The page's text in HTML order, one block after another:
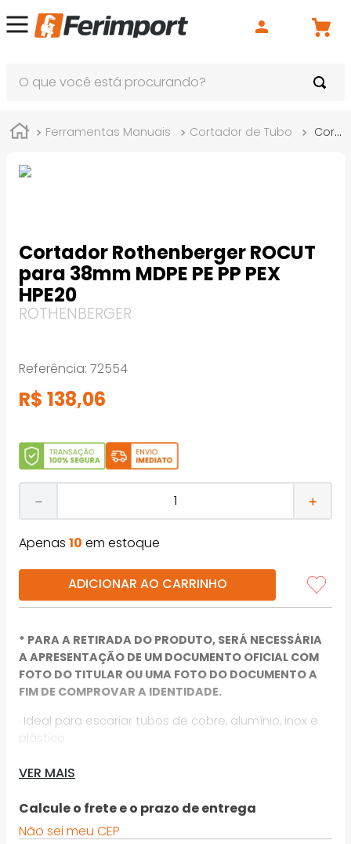
Ferramentas Manuais Cortador de Tubo Cortador Rothenberger ROCUT para 38mm MDPE PE PP PEX HPE20
Cortador Rothenberger ROCUT
para 38mm MDPE PE PP PEX
HPE20
ROTHENBERGER
Referência: 72554
R$ 138,06
＋
－
Apenas 10 em estoque
ADICIONAR AO CARRINHO
* PARA A RETIRADA DO PRODUTO, SERÁ NECESSÁRIA
A APRESENTAÇÃO DE UM DOCUMENTO OFICIAL COM
FOTO DO TITULAR OU UMA FOTO DO DOCUMENTO A
FIM DE COMPROVAR A IDENTIDADE.
· Ideal para escariar tubos de cobre, alumínio, inox e
plástico
· Leve e de fácil aplicação, elimina com rapidez as
rebarbas internas e externas de tubos
· Possui lâmina fabricada com tratamento especial
para facilitar a operação
VER MAIS
Calcule o frete e o prazo de entrega
Não sei meu CEP